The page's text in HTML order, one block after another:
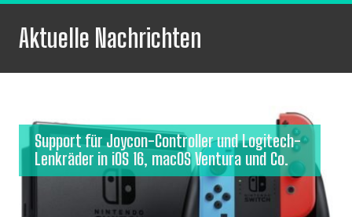
Aktuelle Nachrichten
Support für Joycon-Controller und Logitech-
Lenkräder in iOS 16, macOS Ventura und Co.